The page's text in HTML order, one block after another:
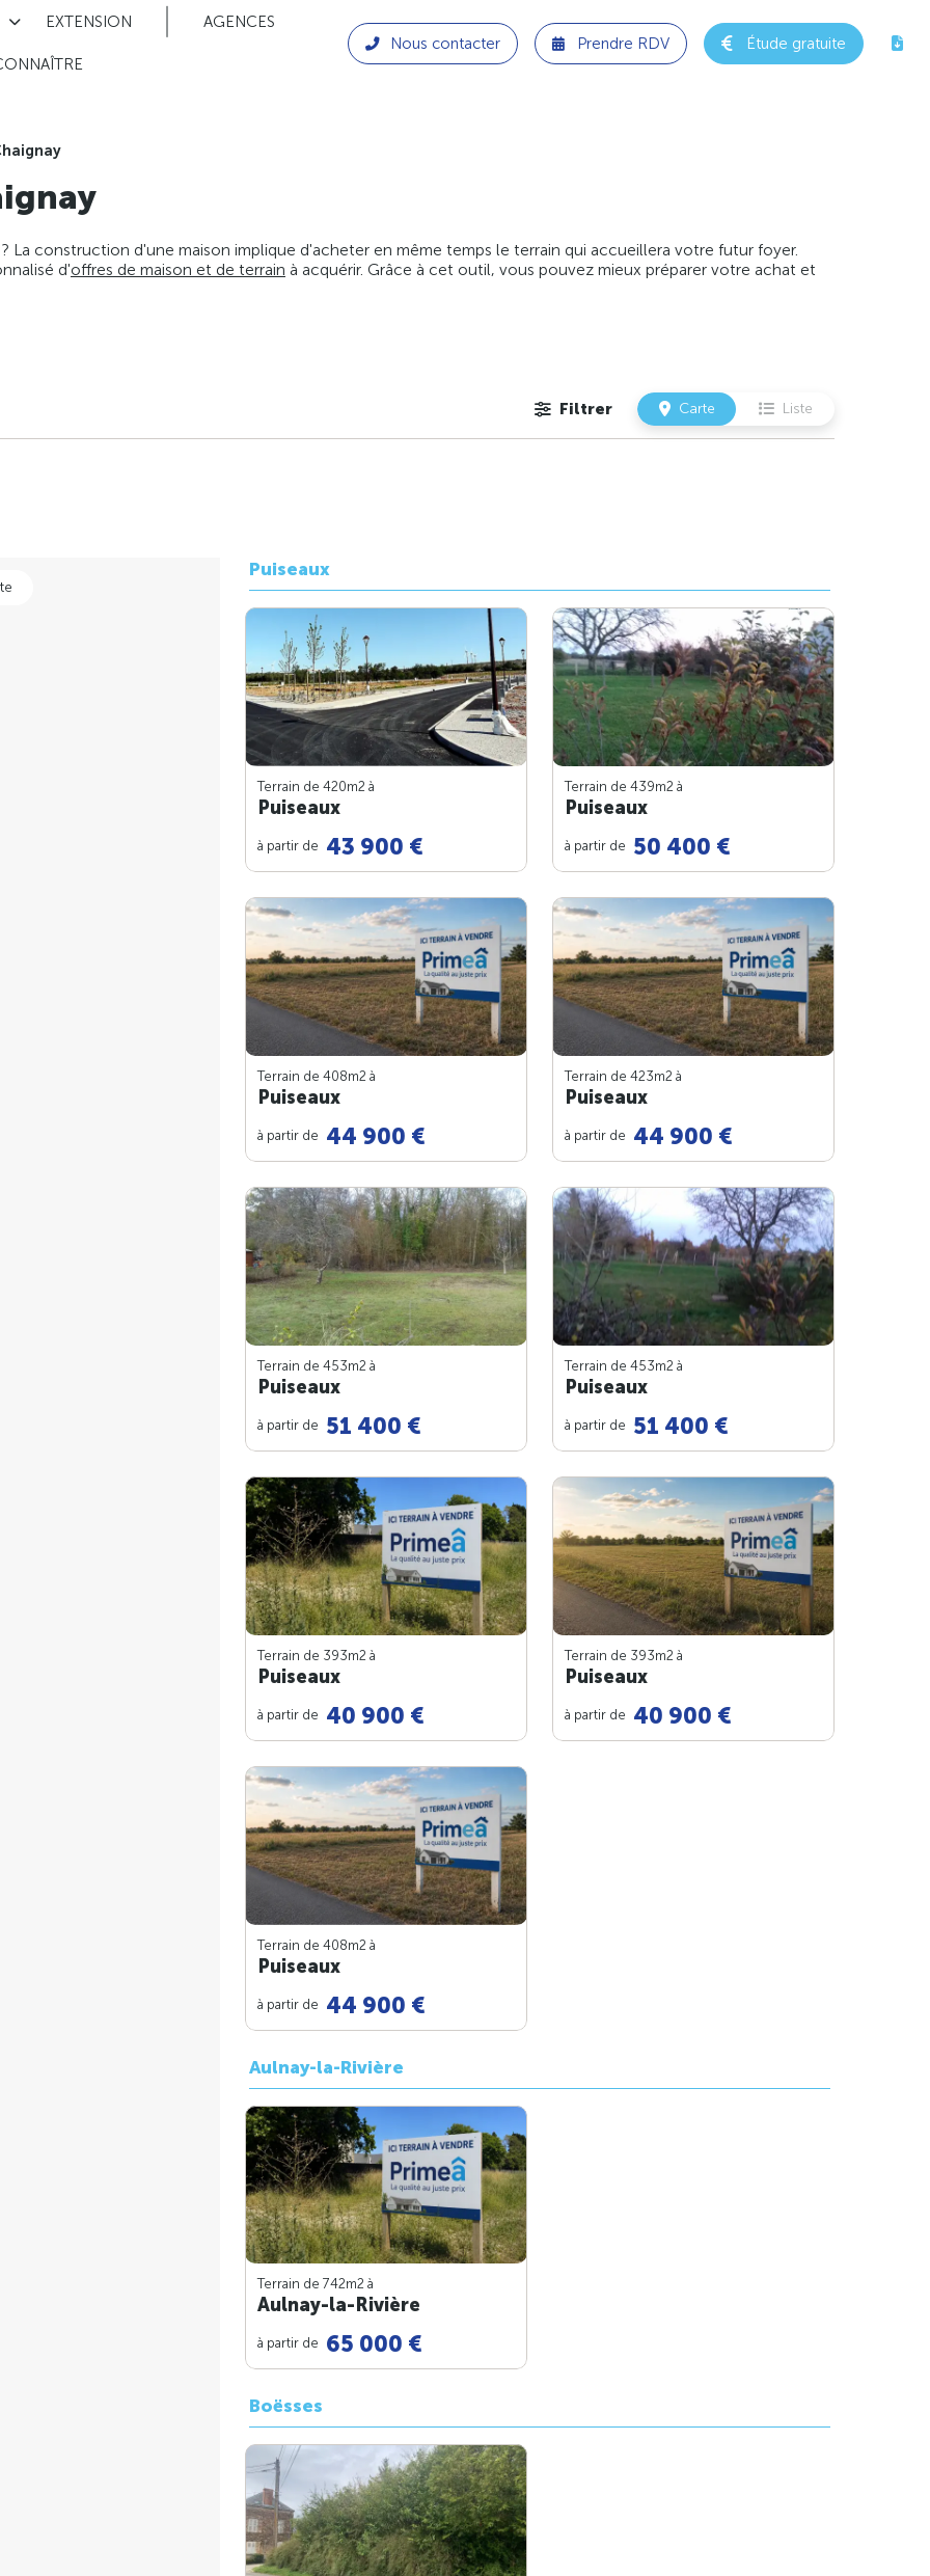
EXTENSION AGENCES
Nous contacter Prendre RDV Étude gratuite
La construction d'une maison implique d'acheter en même temps le terrain qui accueillera votre futur foyer.
d'offres de maison et de terrain à acquérir. Grâce à cet outil, vous pouvez mieux préparer votre achat et
Filtrer Carte Liste
Puiseaux
Terrain de 420m2 à
Puiseaux
à partir de 43 900 €
Terrain de 439m2 à
Puiseaux
à partir de 50 400 €
Terrain de 408m2 à
Puiseaux
à partir de 44 900 €
Terrain de 423m2 à
Puiseaux
à partir de 44 900 €
Terrain de 453m2 à
Puiseaux
à partir de 51 400 €
Terrain de 453m2 à
Puiseaux
à partir de 51 400 €
Terrain de 393m2 à
Puiseaux
à partir de 40 900 €
Terrain de 393m2 à
Puiseaux
à partir de 40 900 €
Terrain de 408m2 à
Puiseaux
à partir de 44 900 €
Aulnay-la-Rivière
Terrain de 742m2 à
Aulnay-la-Rivière
à partir de 65 000 €
Boësses